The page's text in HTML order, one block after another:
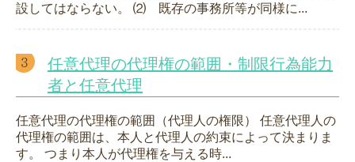
設してはならない。 ⑵ 既存の事務所等が同様に...
任意代理の代理権の範囲・制限行為能力
者と任意代理
任意代理の代理権の範囲（代理人の権限） 任意代理人の
代理権の範囲は、本人と代理人の約束によって決まりま
す。 つまり本人が代理権を与える時...